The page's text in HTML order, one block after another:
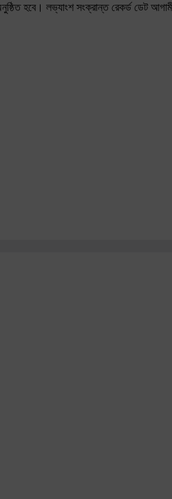
হবে। লভ্যাংশ সংক্রান্ত রেকর্ড ডেট